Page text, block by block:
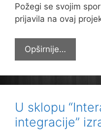
Požegi se svojim
prijavila na ovaj
Opširnije…
projekta
U sklopu
integracije”